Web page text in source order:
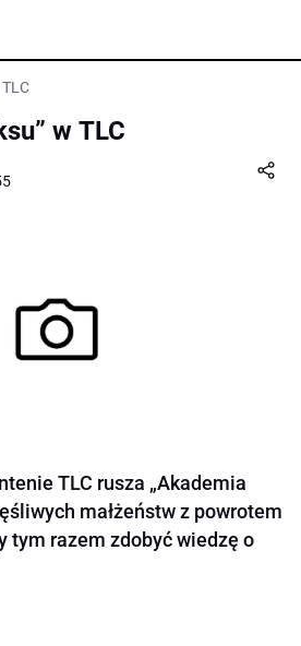
w TLC
TLC rusza „Akademia
małżeństw z powrotem
tym razem zdobyć wiedzę o